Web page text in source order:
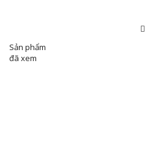
Sản phẩm
đã xem